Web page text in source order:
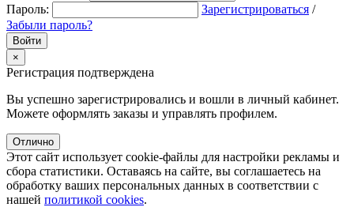
Пароль:
Зарегистрироваться /
Забыли пароль?
×
Регистрация подтверждена
Вы успешно зарегистрировались и вошли в личный кабинет.
Можете оформлять заказы и управлять профилем.
Отлично
Этот сайт использует cookie-файлы для настройки рекламы и
сбора статистики. Оставаясь на сайте, вы соглашаетесь на
обработку ваших персональных данных в соответствии с
нашей политикой cookies.